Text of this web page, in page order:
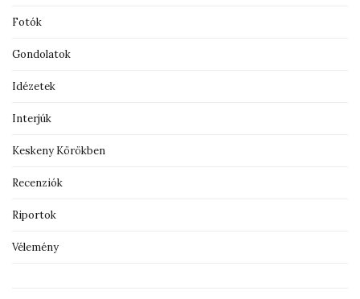
Fotók
Gondolatok
Idézetek
Interjúk
Keskeny Körökben
Recenziók
Riportok
Vélemény